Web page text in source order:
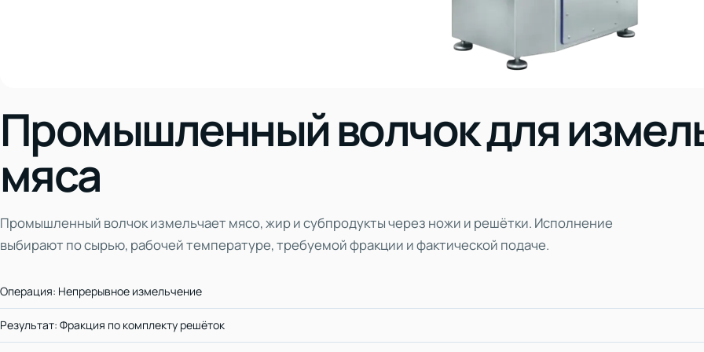
Промышленный волчок для
мяса
Промышленный волчок измельчает мясо, жир и субпродукты через ножи и решётки. Исполнение
выбирают по сырью, рабочей температуре, требуемой фракции и фактической подаче.
Операция: Непрерывное измельчение
Результат: Фракция по комплекту решёток